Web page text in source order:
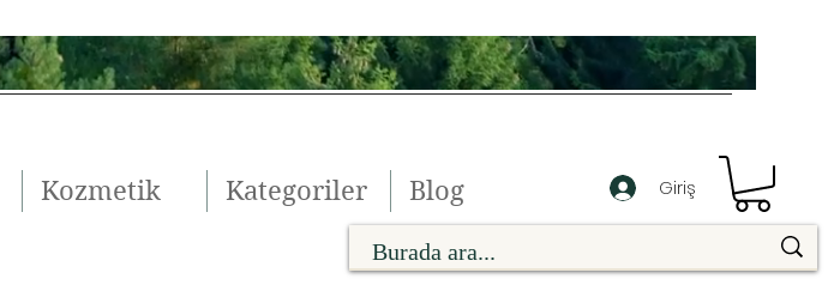
Kozmetik Kategoriler Blog Giriş